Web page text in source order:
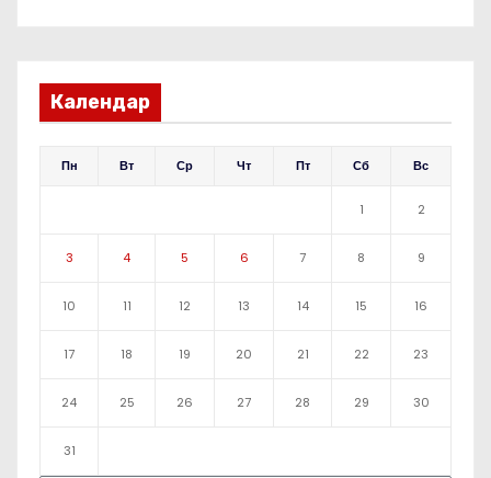
Календар
Пн Вт Ср Чт Пт Сб Вс
1 2
3 4 5 6 7 8 9
10 11 12 13 14 15 16
17 18 19 20 21 22 23
24 25 26 27 28 29 30
31